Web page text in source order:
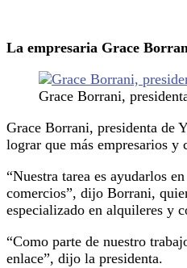
La empresaria Grace
Grace Borrani,
Grace Borrani, presidenta de
lograr que más empresarios
“Nuestra tarea es ayudarlos
comercios”, dijo Borrani,
especializado en alquileres y
“Como parte de nuestro
enlace”, dijo la presidenta.